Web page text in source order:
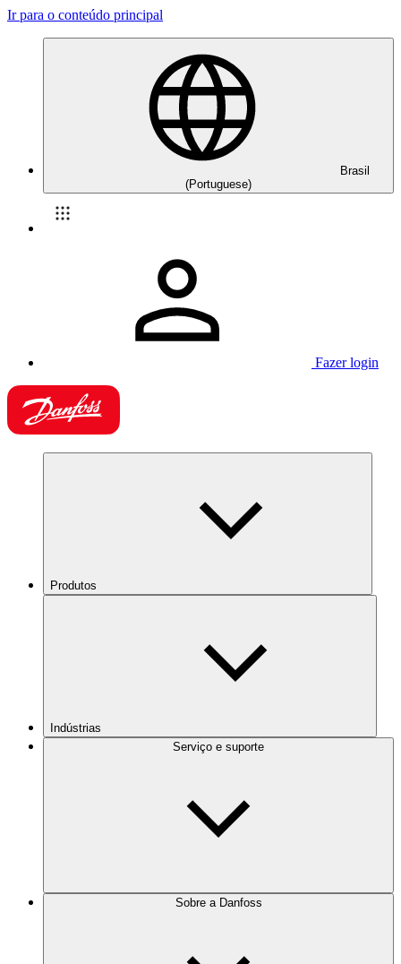
Ir para o conteúdo principal
Brasil
(Portuguese)
Fazer login
Produtos
Indústrias
Serviço e suporte
Sobre a Danfoss